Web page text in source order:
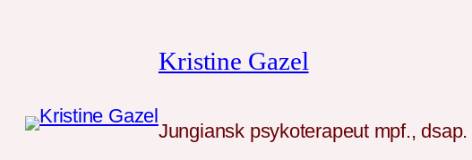
Kristine Gazel
Jungiansk psykoterapeut mpf., dsap.